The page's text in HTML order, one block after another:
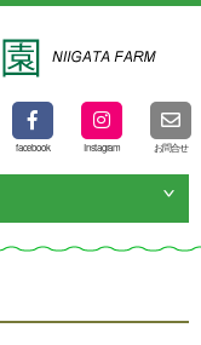
facebook Instagram お問合せ